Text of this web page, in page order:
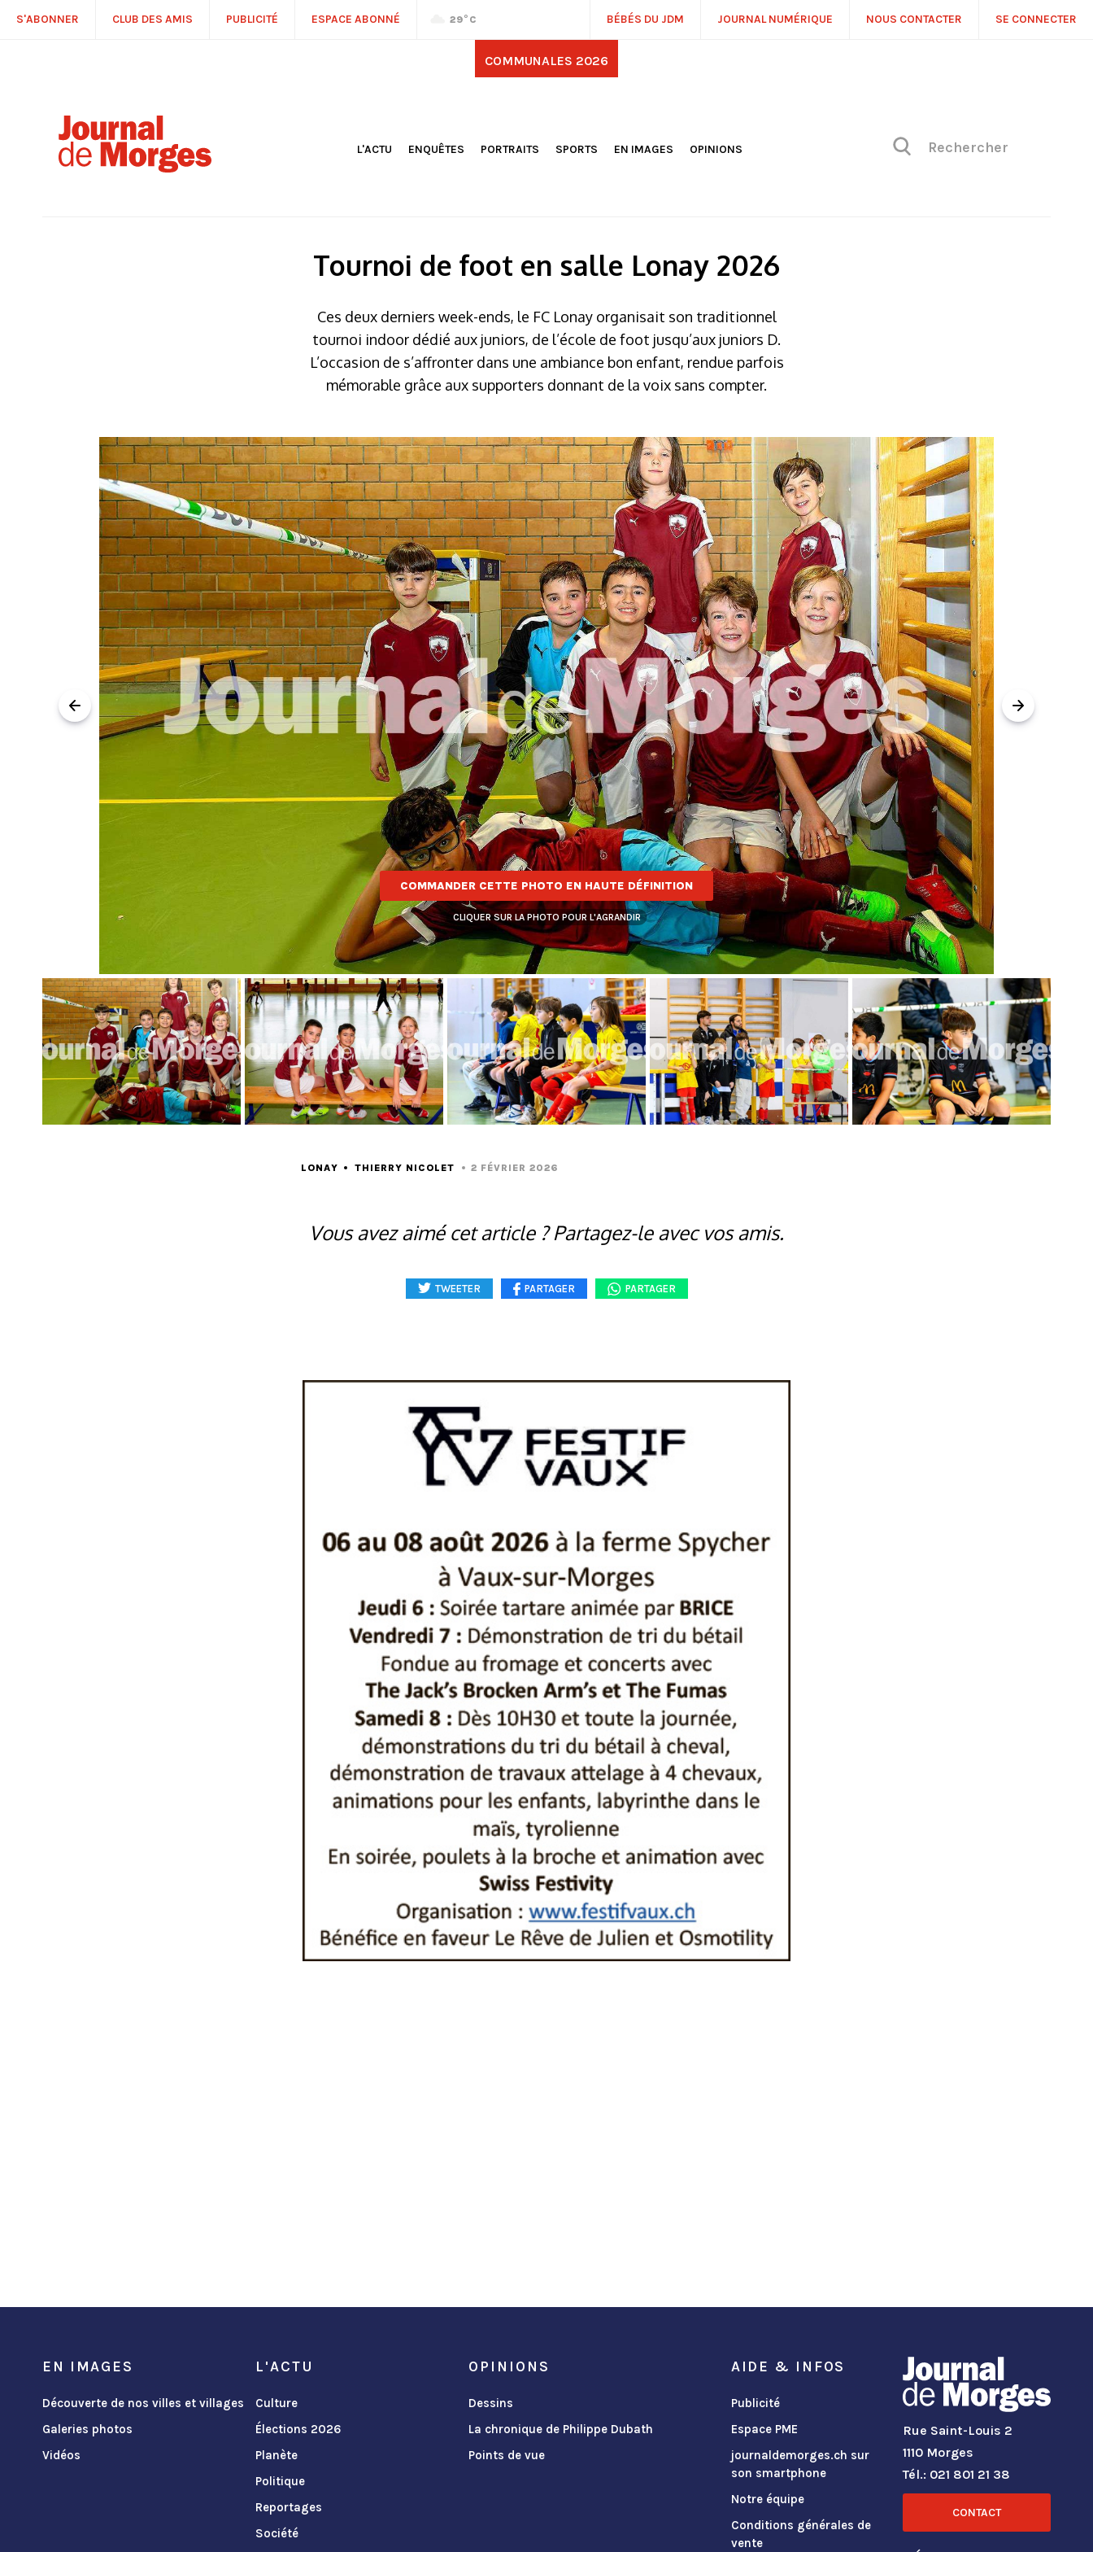
S'ABONNER CLUB DES AMIS PUBLICITÉ ESPACE ABONNÉ 29°C BÉBÉS DU JDM JOURNAL NUMÉRIQUE NOUS CONTACTER SE CONNECTER
COMMUNALES 2026
L'ACTU
PLANÈTE
ENQUÊTES PORTRAITS
SPORTS
EN IMAGES
OPINIONS
Tournoi de foot en salle Lonay 2026
Ces deux derniers week-ends, le FC Lonay organisait son traditionnel
tournoi indoor dédié aux juniors, de l’école de foot jusqu’aux juniors D.
L’occasion de s’affronter dans une ambiance bon enfant, rendue parfois
mémorable grâce aux supporters donnant de la voix sans compter.
COMMANDER CETTE PHOTO EN HAUTE DÉFINITION
CLIQUER SUR LA PHOTO POUR L'AGRANDIR
LONAY THIERRY NICOLET 2 FÉVRIER 2026
Vous avez aimé cet article ? Partagez-le avec vos amis.
TWEETER PARTAGER PARTAGER
EN IMAGES
Découverte de nos villes et villages
Galeries photos
Vidéos
L'ACTU
Culture
Élections 2026
Planète
Politique
Reportages
Société
OPINIONS
Dessins
La chronique de Philippe Dubath
Points de vue
AIDE & INFOS
Publicité
Espace PME
journaldemorges.ch sur
son smartphone
Notre équipe
Conditions générales de
vente
Rue Saint-Louis 2
1110 Morges
Tél.: 021 801 21 38
CONTACT